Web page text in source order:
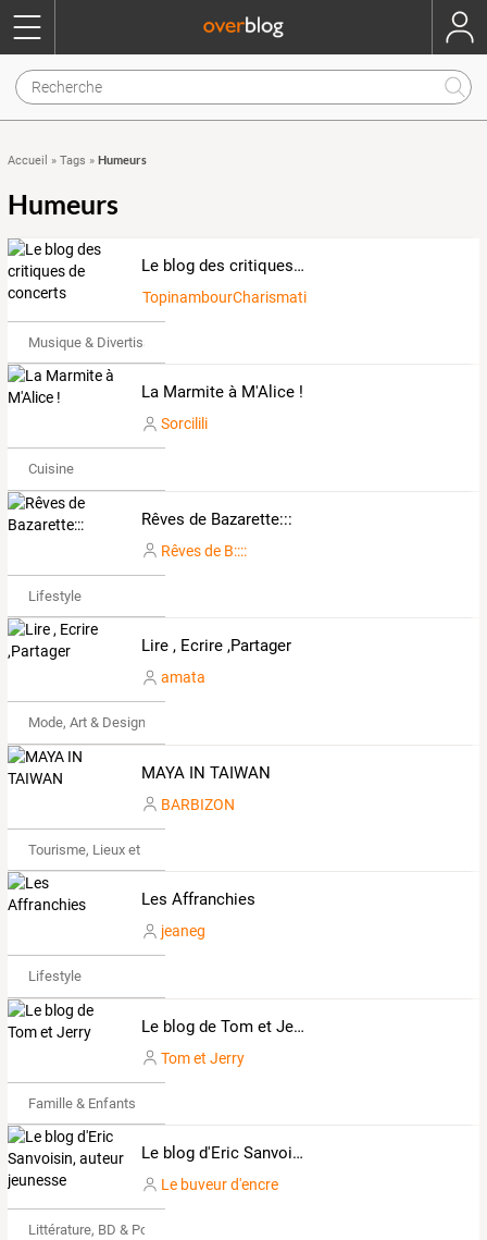
Accueil » Tags » Humeurs
Humeurs
Le blog des critiques de concerts
TopinambourCharismatique1388866
Musique & Divertissements
La Marmite à M'Alice !
Sorcilili
Cuisine
Rêves de Bazarette:::
Rêves de B::::
Lifestyle
Lire , Ecrire ,Partager
amata
Mode, Art & Design
MAYA IN TAIWAN
BARBIZON
Tourisme, Lieux et Événements
Les Affranchies
jeaneg
Lifestyle
Le blog de Tom et Jerry
Tom et Jerry
Famille & Enfants
Le blog d'Eric Sanvoisin, auteur jeunesse
Le buveur d'encre
Littérature, BD & Poésie